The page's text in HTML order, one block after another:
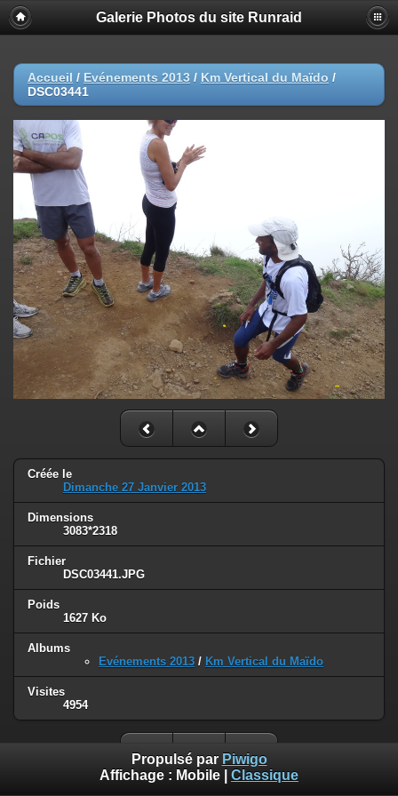
Galerie Photos du site Runraid
Accueil / Evénements 2013 / Km Vertical du Maïdo /
DSC03441
Créée le
Dimanche 27 Janvier 2013
Dimensions
3083*2318
Fichier
DSC03441.JPG
Poids
1627 Ko
Albums
Evénements 2013 / Km Vertical du Maïdo
Visites
4954
Propulsé par Piwigo
Affichage : Mobile Classique